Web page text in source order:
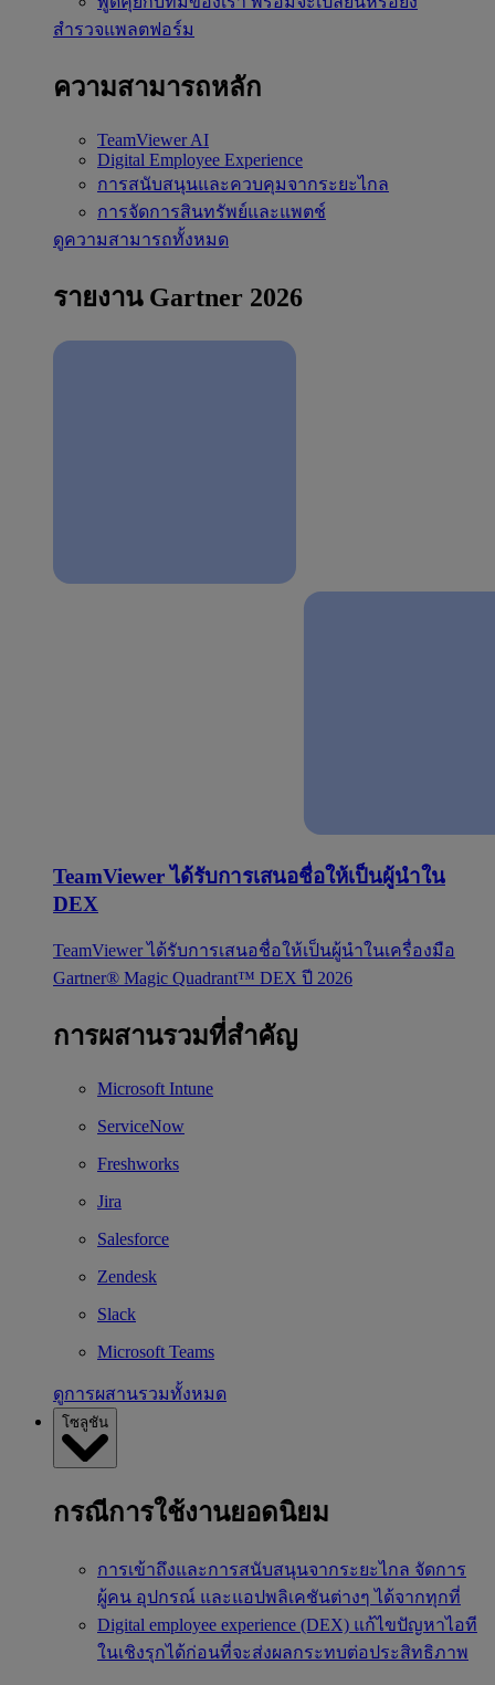
สำรวจแพลตฟอร์ม
ความสามารถหลัก
TeamViewer AI
Digital Employee Experience
การสนับสนุนและควบคุมจากระยะไกล
การจัดการสินทรัพย์และแพตช์
ดูความสามารถทั้งหมด
รายงาน Gartner 2026
TeamViewer ได้รับการเสนอชื่อให้เป็นผู้นำใน
DEX
TeamViewer ได้รับการเสนอชื่อให้เป็นผู้นำในเครื่องมือ
Gartner® Magic Quadrant™ DEX ปี 2026
การผสานรวมที่สำคัญ
Microsoft Intune
ServiceNow
Freshworks
Jira
Salesforce
Zendesk
Slack
Microsoft Teams
ดูการผสานรวมทั้งหมด
โซลูชัน
กรณีการใช้งานยอดนิยม
การเข้าถึงและการสนับสนุนจากระยะไกล จัดการ
ผู้คน อุปกรณ์ และแอปพลิเคชันต่างๆ ได้จากทุกที่
Digital employee experience (DEX) แก้ไขปัญหาไอที
ในเชิงรุกได้ก่อนที่จะส่งผลกระทบต่อประสิทธิภาพ